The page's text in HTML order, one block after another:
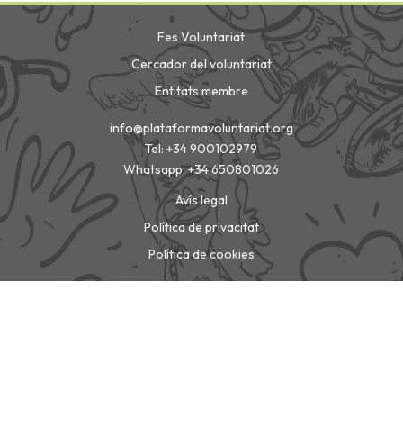
Fes Voluntariat
Cercador del voluntariat
Entitats membre
info@plataformavoluntariat.org
Tel: +34 900102979
Whatsapp: +34 650801026
Avís legal
Política de privacitat
Política de cookies